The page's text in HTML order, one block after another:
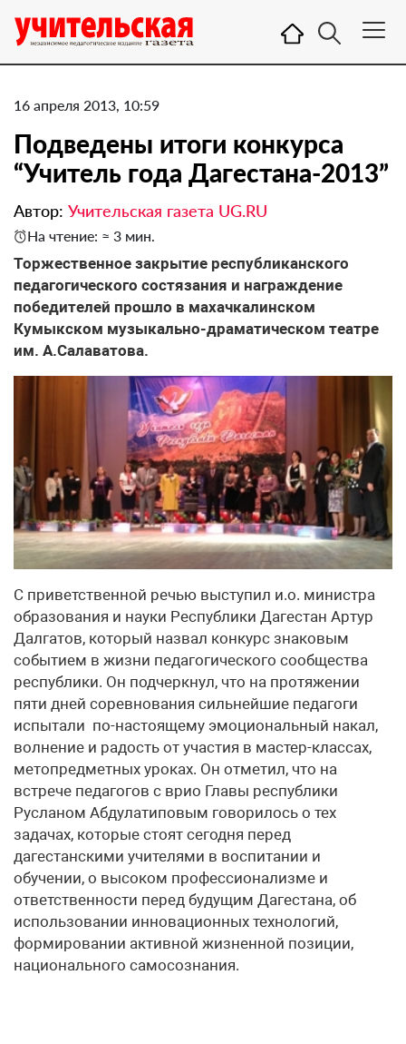
16 апреля 2013, 10:59
Подведены итоги конкурса
“Учитель года Дагестана-2013”
Автор: Учительская газета UG.RU
На чтение: ≈ 3 мин.
Торжественное закрытие республиканского
педагогического состязания и награждение
победителей прошло в махачкалинском
Кумыкском музыкально-драматическом театре
им. А.Салаватова.
С приветственной речью выступил и.о. министра
образования и науки Республики Дагестан Артур
Далгатов, который назвал конкурс знаковым
событием в жизни педагогического сообщества
республики. Он подчеркнул, что на протяжении
пяти дней соревнования сильнейшие педагоги
испытали по-настоящему эмоциональный накал,
волнение и радость от участия в мастер-классах,
метопредметных уроках. Он отметил, что на
встрече педагогов с врио Главы республики
Русланом Абдулатиповым говорилось о тех
задачах, которые стоят сегодня перед
дагестанскими учителями в воспитании и
обучении, о высоком профессионализме и
ответственности перед будущим Дагестана, об
использовании инновационных технологий,
формировании активной жизненной позиции,
национального самосознания.